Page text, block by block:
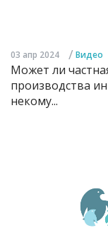
03 апр 2024 / Видео
Может ли
производства
некому...